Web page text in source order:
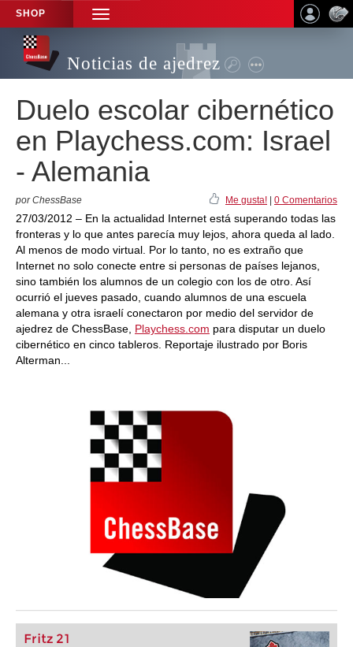
SHOP
TOGGLE
NAVIGATION
Noticias de ajedrez
Duelo escolar cibernético
en Playchess.com: Israel
- Alemania
por ChessBase Me gusta! 0 Comentarios
27/03/2012 – En la actualidad Internet está superando todas las
fronteras y lo que antes parecía muy lejos, ahora queda al lado.
Al menos de modo virtual. Por lo tanto, no es extraño que
Internet no solo conecte entre si personas de países lejanos,
sino también los alumnos de un colegio con los de otro. Así
ocurrió el jueves pasado, cuando alumnos de una escuela
alemana y otra israelí conectaron por medio del servidor de
ajedrez de ChessBase, Playchess.com para disputar un duelo
cibernético en cinco tableros. Reportaje ilustrado por Boris
Alterman...
Fritz 21